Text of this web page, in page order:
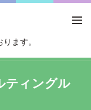
ます。
市小倉北区
ティングル